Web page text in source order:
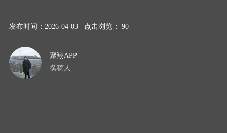
发布时间：2026-04-03 点击浏览： 90
聚翔APP
撰稿人